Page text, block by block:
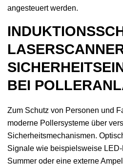
angesteuert werden.
BEI
Zum Schutz von Personen und
moderne Pollersysteme über
Sicherheitsmechanismen.
Signale wie beispielsweise
Summer oder eine externe